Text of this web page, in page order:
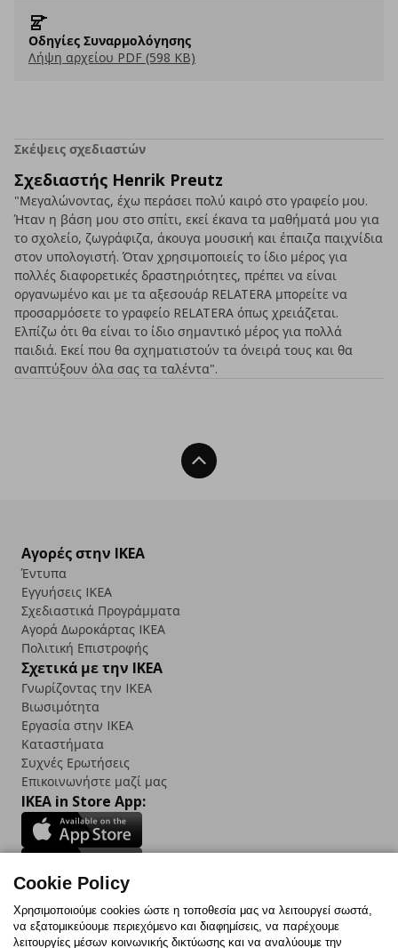
Οδηγίες Συναρμολόγησης
Λήψη αρχείου PDF (598 KB)
Σκέψεις σχεδιαστών
Σχεδιαστής Henrik Preutz
"Μεγαλώνοντας, έχω περάσει πολύ καιρό στο γραφείο μου.
Ήταν η βάση μου στο σπίτι, εκεί έκανα τα μαθήματά μου για
το σχολείο, ζωγράφιζα, άκουγα μουσική και έπαιζα παιχνίδια
στον υπολογιστή. Όταν χρησιμοποιείς το ίδιο μέρος για
πολλές διαφορετικές δραστηριότητες, πρέπει να είναι
οργανωμένο και με τα αξεσουάρ RELATERA μπορείτε να
προσαρμόσετε το γραφείο RELATERA όπως χρειάζεται.
Ελπίζω ότι θα είναι το ίδιο σημαντικό μέρος για πολλά
παιδιά. Εκεί που θα σχηματιστούν τα όνειρά τους και θα
αναπτύξουν όλα σας τα ταλέντα".
Back To Top
Αγορές στην IKEA
Έντυπα
Εγγυήσεις IKEA
Σχεδιαστικά Προγράμματα
Αγορά Δωρoκάρτας IKEA
Πολιτική Επιστροφής
Σχετικά με την IKEA
Γνωρίζοντας την IKEA
Βιωσιμότητα
Εργασία στην IKEA
Καταστήματα
Συχνές Ερωτήσεις
Επικοινωνήστε μαζί μας
IKEA in Store App:
Follow us:
FacebookInstagram
TikTokYoutubePinterestTwitter
Cookie Policy
Χρησιμοποιούμε cookies ώστε η τοποθεσία μας να λειτουργεί σωστά,
να εξατομικεύουμε περιεχόμενο και διαφημίσεις, να παρέχουμε
λειτουργίες μέσων κοινωνικής δικτύωσης και να αναλύουμε την